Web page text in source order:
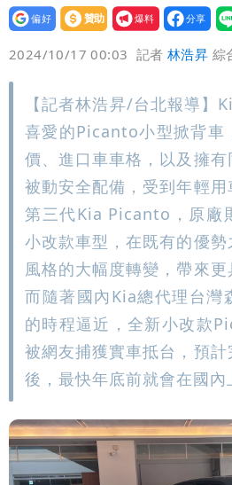
設為
贊助
我要
爆料
2024/10/17 00:03 記者林浩昇 綜
【記者林浩昇/台北報導】
喜愛的Picanto小型掀背車
價、進口車車格，以及擁
被動安全配備，受到年輕
第三代Kia Picanto，原廠
小改款車型，在既有的優
風格的大幅度轉變，帶來更
而隨著國內Kia總代理台灣
的時程逼近，全新小改款
被網友捕獲實車抵台，預
後，最快年底前就會在國內